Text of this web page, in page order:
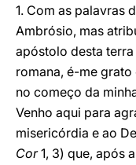
1. Com as palavras
Ambrósio, mas
apóstolo desta
romana, é-me
no começo da
Venho aqui para
misericórdia e ao
Cor1, 3) que, após